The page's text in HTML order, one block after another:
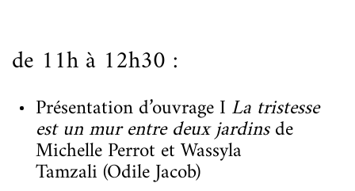
de 11h à 12h30 :
Présentation d’ouvrage I La tristesse
est un mur entre deux jardinsde
Michelle Perrot et Wassyla
Tamzali (Odile Jacob)